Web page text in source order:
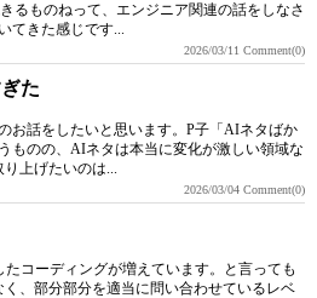
るものねって、エンジニア関連の話をしなさ
てきた感じです...
2026/03/11 Comment(0)
た
お話をしたいと思います。P子「AIネタばか
ものの、AIネタは本当に変化が激しい領域な
上げたいのは...
2026/03/04 Comment(0)
コーディングが増えています。と言っても
、部分部分を適当に問い合わせているレベ